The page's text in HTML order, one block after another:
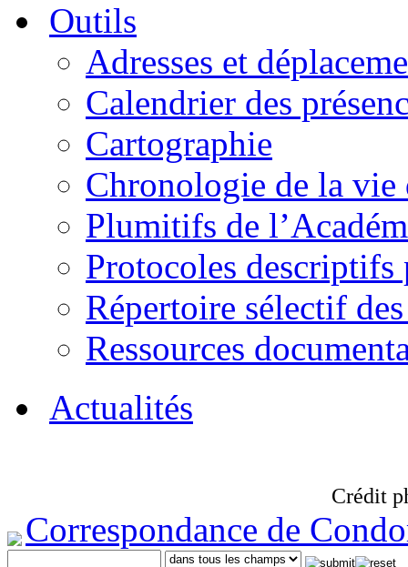
Outils
Adresses et
Calendrier des
Cartographie
Chronologie de la vie
Plumitifs de
Protocoles descriptifs
Répertoire sélectif
Ressources
Actualités
Crédit
Correspondance de